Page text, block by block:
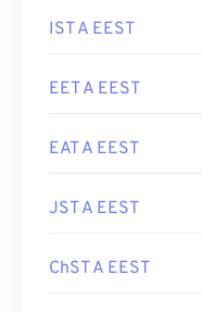
IST A EEST
EET A EEST
EAT A EEST
JST A EEST
ChST A EEST